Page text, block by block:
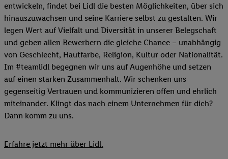
entwickeln, findet bei Lidl die besten Möglichkeiten, über sich
hinauszuwachsen und seine Karriere selbst zu gestalten. Wir
legen Wert auf Vielfalt und Diversität in unserer Belegschaft
und geben allen Bewerbern die gleiche Chance – unabhängig
von Geschlecht, Hautfarbe, Religion, Kultur oder Nationalität.
Im #teamlidl begegnen wir uns auf Augenhöhe und setzen
auf einen starken Zusammenhalt. Wir schenken uns
gegenseitig Vertrauen und kommunizieren offen und ehrlich
miteinander. Klingt das nach einem Unternehmen für dich?
Dann komm zu uns.​
Erfahre jetzt mehr über Lidl.